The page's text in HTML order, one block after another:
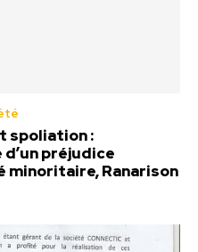
spoliation :
préjudice
minoritaire, Ranarison